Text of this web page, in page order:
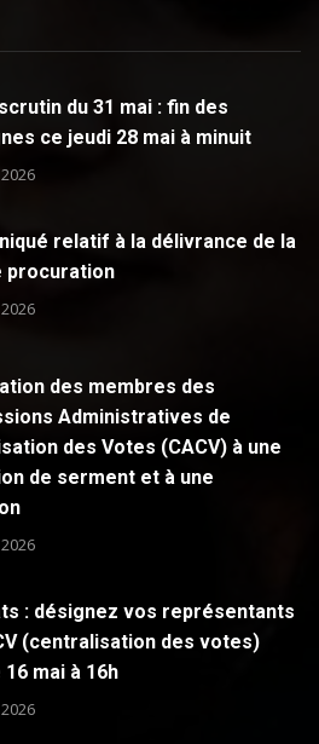
du 31 mai : fin des
ce jeudi 28 mai à minuit
relatif à la délivrance de la
procuration
des membres des
Administratives de
des Votes (CACV) à une
de serment et à une
: désignez vos représentants
(centralisation des votes)
mai à 16h